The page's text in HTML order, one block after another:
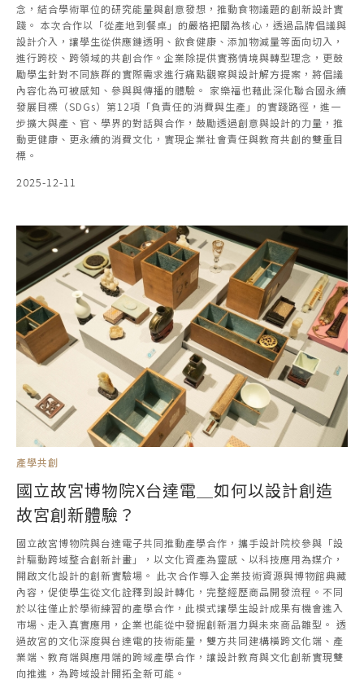
念，結合學術單位的研究能量與創意發想，推動食物議題的創新設計實
踐。 本次合作以「從產地到餐桌」的嚴格把關為核心，透過品牌倡議與
設計介入，讓學生從供應鏈透明、飲食健康、添加物減量等面向切入，
進行跨校、跨領域的共創合作。企業除提供實務情境與轉型理念，更鼓
勵學生針對不同族群的實際需求進行痛點觀察與設計解方提案，將倡議
內容化為可被感知、參與與傳播的體驗。 家樂福也藉此深化聯合國永續
發展目標（SDGs）第12項「負責任的消費與生產」的實踐路徑，進一
步擴大與產、官、學界的對話與合作，鼓勵透過創意與設計的力量，推
動更健康、更永續的消費文化，實現企業社會責任與教育共創的雙重目
標。
2025-12-11
產學共創
國立故宮博物院X台達電＿如何以設計創造
故宮創新體驗？
國立故宮博物院與台達電子共同推動產學合作，攜手設計院校參與「設
計驅動跨域整合創新計畫」，以文化資產為靈感、以科技應用為媒介，
開啟文化設計的創新實驗場。 此次合作導入企業技術資源與博物館典藏
內容，促使學生從文化詮釋到設計轉化，完整經歷商品開發流程。不同
於以往僅止於學術練習的產學合作，此模式讓學生設計成果有機會進入
市場、走入真實應用，企業也能從中發掘創新潛力與未來商品雛型。 透
過故宮的文化深度與台達電的技術能量，雙方共同建構橫跨文化端、產
業端、教育端與應用端的跨域產學合作，讓設計教育與文化創新實現雙
向推進，為跨域設計開拓全新可能。